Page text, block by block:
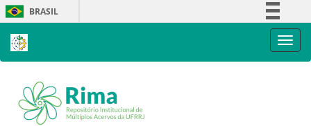
Skip
navigation
BRASIL